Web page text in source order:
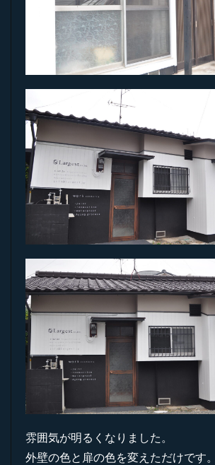
雰囲気が明るくなりました。
外壁の色と扉の色を変えただけです。